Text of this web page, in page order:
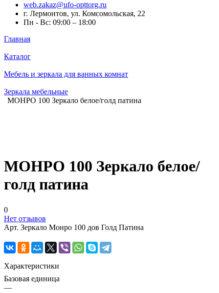
web.zakaz@ufo-opttorg.ru
г. Лермонтов, ул. Комсомольская, 22
Пн - Вс: 09:00 – 18:00
Главная
Каталог
Мебель и зеркала для ванных комнат
Зеркала мебельные
МОНРО 100 Зеркало белое/голд патина
МОНРО 100 Зеркало белое/
голд патина
0
Нет отзывов
Арт. Зеркало Монро 100 дов Голд Патина
Характеристики
Базовая единица
—